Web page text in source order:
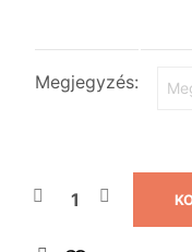
Megjegyzés: